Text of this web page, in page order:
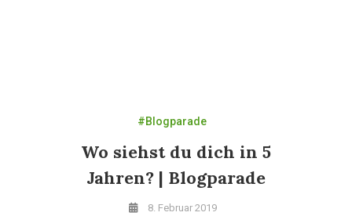
#Blogparade
Wo siehst du dich in 5
Jahren? | Blogparade
8. Februar 2019